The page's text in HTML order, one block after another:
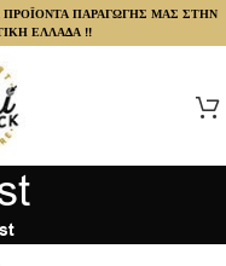
ΠΡΟΪΟΝΤΑ ΠΑΡΑΓΩΓΗΣ ΜΑΣ ΣΤΗΝ
ΕΛΛΑΔΑ !!